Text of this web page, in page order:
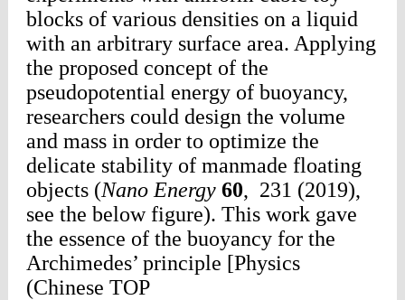
blocks of various densities on a liquid
with an arbitrary surface area. Applying
the proposed concept of the
pseudopotential energy of buoyancy,
researchers could design the volume
and mass in order to optimize the
delicate stability of manmade floating
objects (Nano Energy 60, 231 (2019),
see the below figure). This work gave
the essence of the buoyancy for the
Archimedes’ principle [Physics
(Chinese TOP